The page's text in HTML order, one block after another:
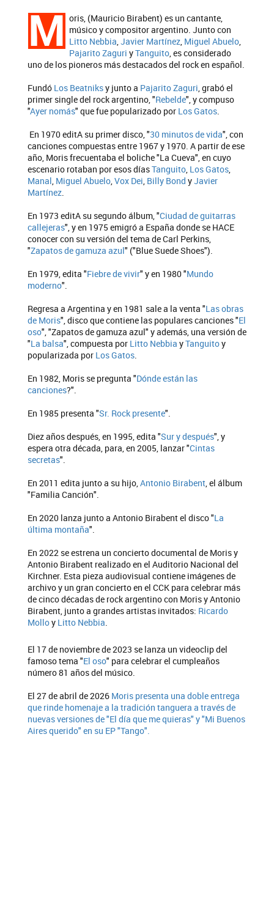
M oris, (Mauricio Birabent) es un cantante,
músico y compositor argentino. Junto con
Litto Nebbia,Javier Martínez, Miguel Abuelo,
Pajarito Zaguri yTanguito, es considerado
uno de los pioneros más destacados del rock en español.​
Fundó Los Beatniksy junto a Pajarito Zaguri, grabó el
primer single del rock argentino, "Rebelde", y compuso
"Ayer nomás" que fue popularizado por Los Gatos.
En 1970 editA su primer disco, "30 minutos de vida", con
canciones compuestas entre 1967 y 1970. A partir de ese
año, Moris frecuentaba el boliche "La Cueva", en cuyo
escenario rotaban por esos díasTanguito, Los Gatos,
Manal, Miguel Abuelo,Vox Dei, Billy Bond yJavier
Martínez.
En 1973 editA su segundo álbum, "Ciudad de guitarras
callejeras", y en 1975 emigró a España donde se HACE
conocer con su versión del tema de Carl Perkins,
"Zapatos de gamuza azul" ("Blue Suede Shoes").
En 1979, edita "Fiebre de vivir" y en 1980 "Mundo
moderno".
Regresa a Argentina y en 1981 sale a la venta "Las obras
de Moris", disco que contiene las populares canciones "El
oso", "Zapatos de gamuza azul" y además, una versión de
"La balsa", compuesta por Litto Nebbia yTanguitoy
popularizada por Los Gatos.
En 1982, Moris se pregunta "Dónde están las
canciones?".
En 1985 presenta "Sr. Rock presente".
Diez años después, en 1995, edita "Sur y después", y
espera otra década, para, en 2005, lanzar "Cintas
secretas".
En 2011 edita junto a su hijo,Antonio Birabent, el álbum
"Familia Canción".
En 2020 lanza junto a Antonio Birabent el disco "La
última montaña".
En 2022 se estrena un concierto documental de Moris y
Antonio Birabent realizado en el Auditorio Nacional del
Kirchner. Esta pieza audiovisual contiene imágenes de
archivo y un gran concierto en el CCK para celebrar más
de cinco décadas de rock argentino con Moris y Antonio
Birabent, junto a grandes artistas invitados: Ricardo
Molloy Litto Nebbia.
El 17 de noviembre de 2023 se lanza un videoclip del
famoso tema "El oso" para celebrar el cumpleaños
número 81 años del músico.
El 27 de abril de 2026 Moris presenta una doble entrega
que rinde homenaje a la tradición tanguera a través de
nuevas versiones de "El día que me quieras" y "Mi Buenos
Aires querido" en su EP "Tango".